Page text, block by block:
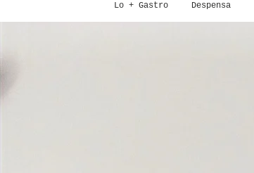
Lo + Gastro Despensa